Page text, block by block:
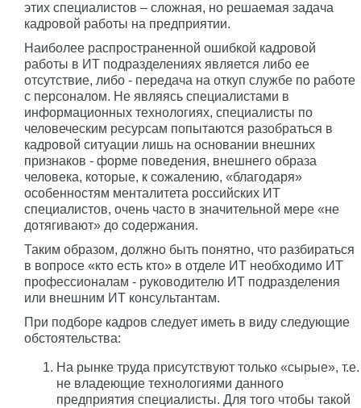
этих специалистов – сложная, но решаемая задача
кадровой работы на предприятии.
Наиболее распространенной ошибкой кадровой
работы в ИТ подразделениях является либо ее
отсутствие, либо - передача на откуп службе по работе
с персоналом. Не являясь специалистами в
информационных технологиях, специалисты по
человеческим ресурсам попытаются разобраться в
кадровой ситуации лишь на основании внешних
признаков - форме поведения, внешнего образа
человека, которые, к сожалению, «благодаря»
особенностям менталитета российских ИТ
специалистов, очень часто в значительной мере «не
дотягивают» до содержания.
Таким образом, должно быть понятно, что разбираться
в вопросе «кто есть кто» в отделе ИТ необходимо ИТ
профессионалам - руководителю ИТ подразделения
или внешним ИТ консультантам.
При подборе кадров следует иметь в виду следующие
обстоятельства:
На рынке труда присутствуют только «сырые», т.е.
не владеющие технологиями данного
предприятия специалисты. Для того чтобы такой